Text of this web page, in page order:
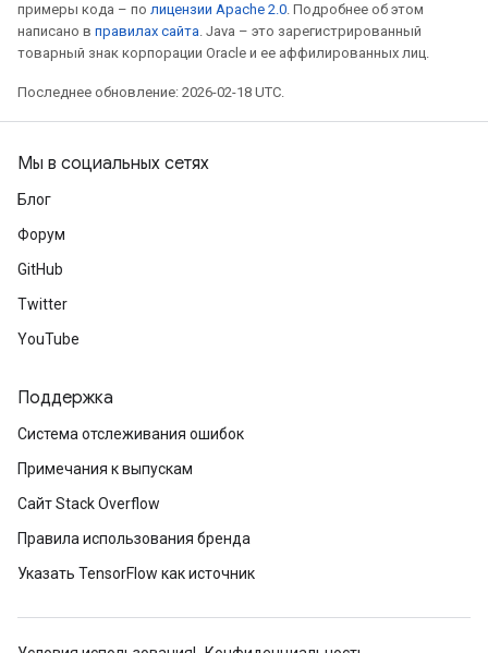
примеры кода – по лицензии Apache 2.0. Подробнее об этом
написано в правилах сайта. Java – это зарегистрированный
товарный знак корпорации Oracle и ее аффилированных лиц.
Последнее обновление: 2026-02-18 UTC.
Мы в социальных сетях
Блог
Форум
GitHub
Twitter
YouTube
Поддержка
Система отслеживания ошибок
Примечания к выпускам
Сайт Stack Overflow
Правила использования бренда
Указать TensorFlow как источник